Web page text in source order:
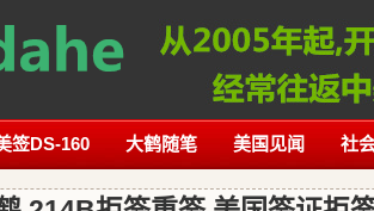
签DS-160 大鹤随笔 美国见闻 社